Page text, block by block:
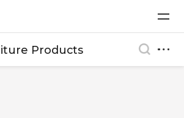
Products